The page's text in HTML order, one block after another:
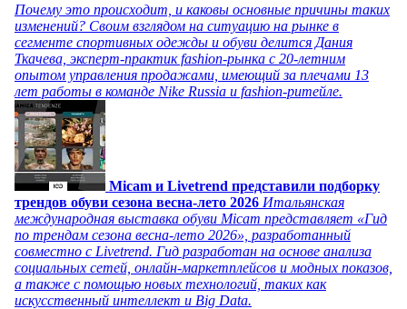
Почему это происходит, и каковы основные причины таких
изменений? Своим взглядом на ситуацию на рынке в
сегменте спортивных одежды и обуви делится Дания
Ткачева, эксперт-практик fashion-рынка с 20-летним
опытом управления продажами, имеющий за плечами 13
лет работы в команде Nike Russia и fashion-ритейле.
Micam и Livetrend представили подборку
трендов обуви сезона весна-лето 2026 Итальянская
международная выставка обуви Micam представляет «Гид
по трендам сезона весна-лето 2026», разработанный
совместно с Livetrend. Гид разработан на основе анализа
социальных сетей, онлайн-маркетплейсов и модных показов,
а также с помощью новых технологий, таких как
искусственный интеллект и Big Data.